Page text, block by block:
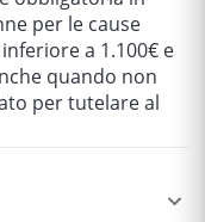
per le cause
a 1.100€ e
quando non
per tutelare al